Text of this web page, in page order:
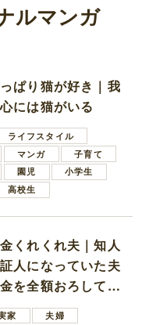
ルマンガ
っぱり猫が好き｜我
には猫がいる
ライフスタイル
マンガ
子育て
園児
小学生
高校生
金くれくれ夫｜知人
人になっていた夫
を全額おろしてほ
てきた
家
夫婦